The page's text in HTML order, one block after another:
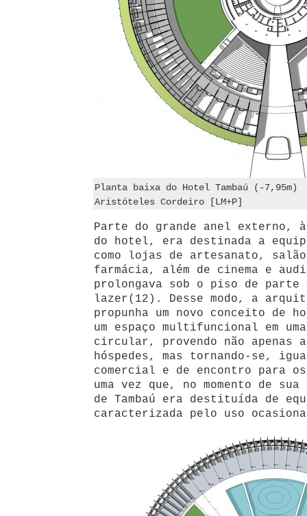
Planta baixa do Hotel Tambaú (-7,95m)
Aristóteles Cordeiro [LM+P]
Parte do grande anel externo,
do hotel, era destinada a
como lojas de artesanato,
farmácia, além de cinema e
prolongava sob o piso de parte
lazer(12). Desse modo, a
propunha um novo conceito de
um espaço multifuncional em
circular, provendo não apenas
hóspedes, mas tornando-se,
comercial e de encontro para
uma vez que, no momento de
de Tambaú era destituída de
caracterizada pelo uso